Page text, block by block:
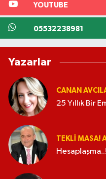
YOUTUBE
05532238981
Yazarlar
CANAN
25 Yıllık Bir
TEKLI MASA!
Hesaplaşma..!